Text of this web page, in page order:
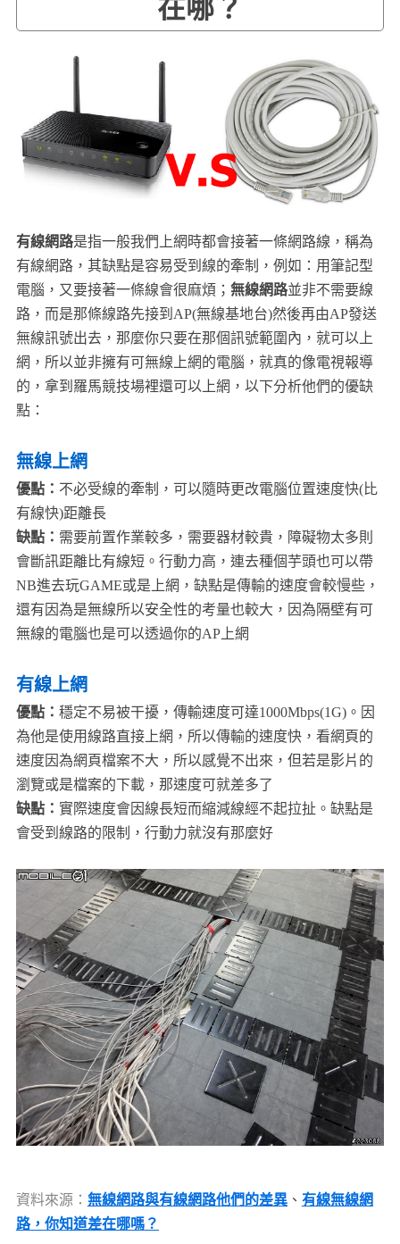
在哪？
有線網路是指一般我們上網時都會接著一條網路線，稱為
有線網路，其缺點是容易受到線的牽制，例如：用筆記型
電腦，又要接著一條線會很麻煩； 無線網路並非不需要線
路，而是那條線路先接到AP(無線基地台)然後再由AP發送
無線訊號出去，那麼你只要在那個訊號範圍內，就可以上
網，所以並非擁有可無線上網的電腦，就真的像電視報導
的，拿到羅馬競技場裡還可以上網，以下分析他們的優缺
點：
無線上網
優點： 不必受線的牽制，可以隨時更改電腦位置速度快(比
有線快)距離長
缺點： 需要前置作業較多，需要器材較貴，障礙物太多則
會斷訊距離比有線短。行動力高，連去種個芋頭也可以帶
NB進去玩GAME或是上網，缺點是傳輸的速度會較慢些，
還有因為是無線所以安全性的考量也較大，因為隔壁有可
無線的電腦也是可以透過你的AP上網
有線上網
優點： 穩定不易被干擾，傳輸速度可達1000Mbps(1G)。因
為他是使用線路直接上網，所以傳輸的速度快，看網頁的
速度因為網頁檔案不大，所以感覺不出來，但若是影片的
瀏覽或是檔案的下載，那速度可就差多了
缺點： 實際速度會因線長短而縮減線經不起拉扯。缺點是
會受到線路的限制，行動力就沒有那麼好
資料來源： 無線網路與有線網路他們的差異、 有線無線網
路，你知道差在哪嗎？